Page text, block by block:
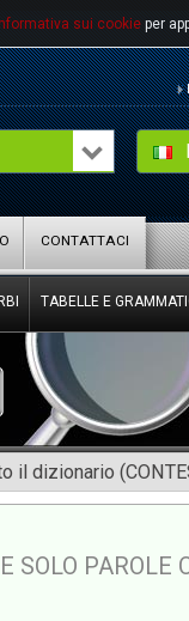
Informativa sui cookie per
CONTATTACI
TABELLE E
il dizionario
SOLO PAROLE